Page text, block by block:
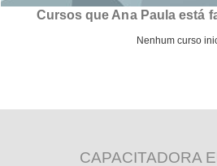
Cursos que Ana Paula está
Nenhum curso
CAPACITADORA